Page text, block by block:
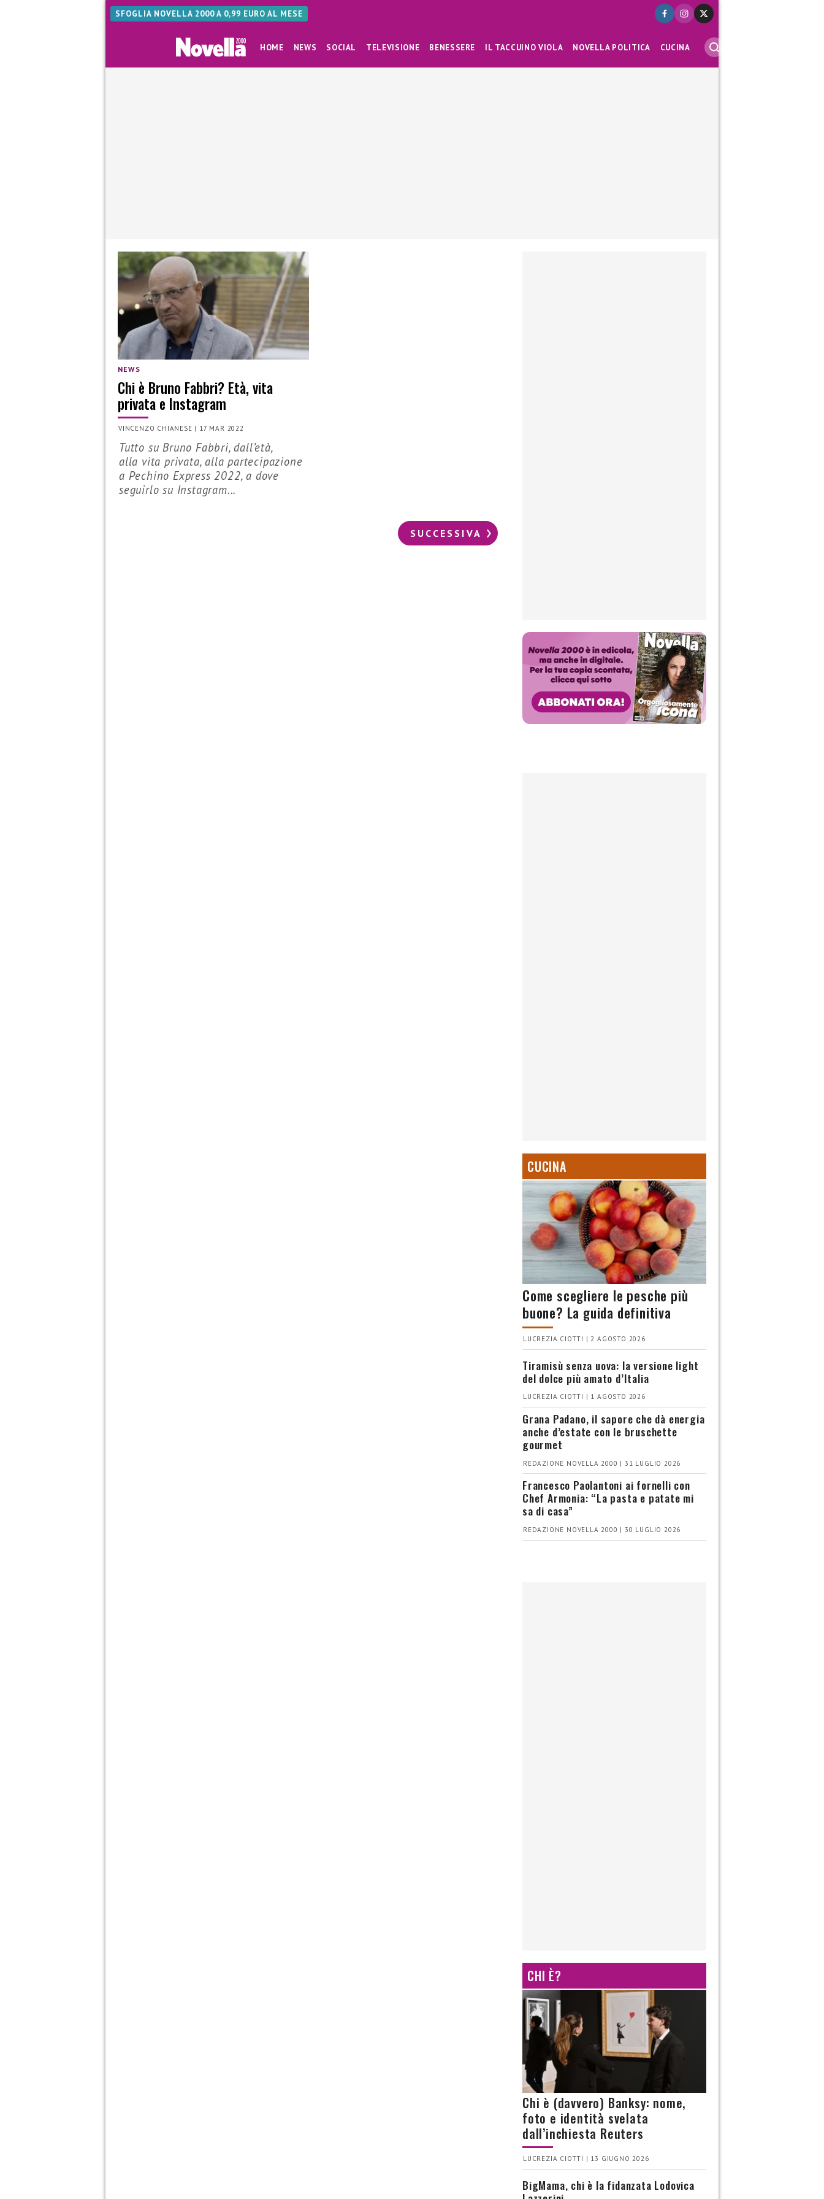
SFOGLIA NOVELLA 2000 A 0,99 EURO AL MESE
HOME NEWS SOCIAL TELEVISIONE BENESSERE IL TACCUINO VIOLA NOVELLA POLITICA CUCINA
NEWS
Chi è Bruno Fabbri? Età, vita
privata e Instagram
VINCENZO CHIANESE | 17 MAR 2022
Tutto su Bruno Fabbri, dall’età,
alla vita privata, alla partecipazione
a Pechino Express 2022, a dove
seguirlo su Instagram...
SUCCESSIVA
CUCINA
Come scegliere le pesche più
buone? La guida definitiva
LUCREZIA CIOTTI | 2 AGOSTO 2026
Tiramisù senza uova: la versione light
del dolce più amato d’Italia
LUCREZIA CIOTTI | 1 AGOSTO 2026
Grana Padano, il sapore che dà energia
anche d’estate con le bruschette
gourmet
REDAZIONE NOVELLA 2000 | 31 LUGLIO 2026
Francesco Paolantoni ai fornelli con
Chef Armonia: “La pasta e patate mi
sa di casa”
REDAZIONE NOVELLA 2000 | 30 LUGLIO 2026
CHI È?
Chi è (davvero) Banksy: nome,
foto e identità svelata
dall’inchiesta Reuters
LUCREZIA CIOTTI | 13 GIUGNO 2026
BigMama, chi è la fidanzata Lodovica